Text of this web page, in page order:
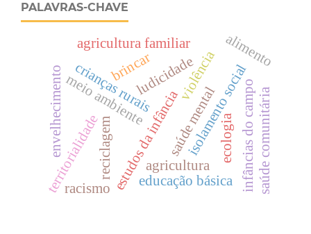
PALAVRAS-CHAVE
violência
meio ambiente isolamento social
estudos da infância infâncias do campo
crianças rurais
brincar
educação básica
envelhecimento reciclagem
ludicidade
agricultura
territorialidade
agricultura familiar
ecologia
saúde mental
racismo
alimento
saúde comunitária